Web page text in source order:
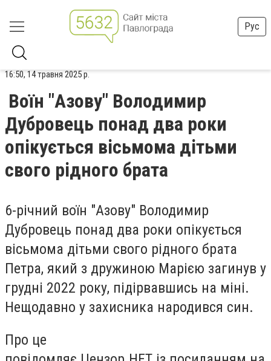
Рус
16:50, 14 травня 2025 р.
Воїн "Азову" Володимир
Дубровець понад два роки
опікується вісьмома дітьми
свого рідного брата
6-річний воїн "Азову" Володимир
Дубровець понад два роки опікується
вісьмома дітьми свого рідного брата
Петра, який з дружиною Марією загинув у
грудні 2022 року, підірвавшись на міні.
Нещодавно у захисника народився син.
Про це